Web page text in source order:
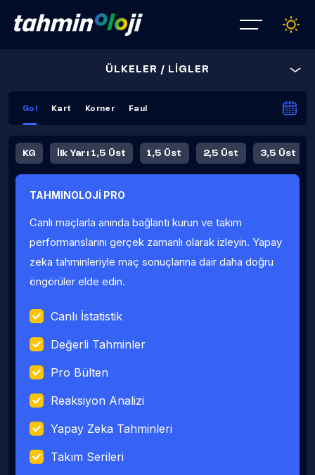
ÜLKELER / LİGLER
Gol Kart Korner Faul
KG İlk Yarı 1,5 Üst 1,5 Üst 2,5 Üst 3,5 Üst
Fauller Ortalama
TAHMINOLOJİ PRO
Canlı maçlarla anında bağlantı kurun ve takım
performanslarını gerçek zamanlı olarak izleyin. Yapay
zeka tahminleriyle maç sonuçlarına dair daha doğru
öngörüler elde edin.
Canlı İstatistik
Değerli Tahminler
Pro Bülten
Reaksiyon Analizi
Yapay Zeka Tahminleri
Takım Serileri